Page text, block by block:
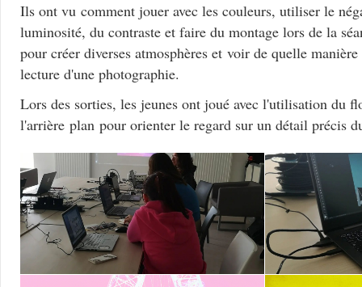
Ils ont vu comment jouer avec les couleurs, utiliser le
luminosité, du contraste et faire du montage lors de la
pour créer diverses atmosphères et voir de quelle
lecture d'une photographie.
Lors des sorties, les jeunes ont joué avec l'utilisation du
l'arrière plan pour orienter le regard sur un détail précis